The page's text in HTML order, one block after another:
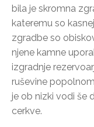
bila je skromna
kateremu so
zgradbe so
njene kamne
izgradnje
ruševine
je ob nizki vodi še
cerkve.